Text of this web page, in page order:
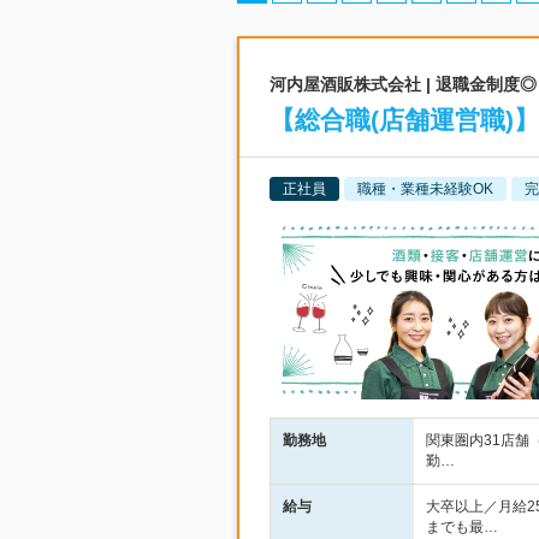
河内屋酒販株式会社 | 退職金制度
【総合職(店舗運営職)
正社員 職種・業種未経験OK
勤務地
関東圏内31店舗
勤…
給与
大卒以上／月給
までも最…